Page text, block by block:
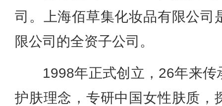
司。上海佰草集化妆品有限公司
限公司的全资子公司。
1998年正式创立，26年来
护肤理念，专研中国女性肤质，